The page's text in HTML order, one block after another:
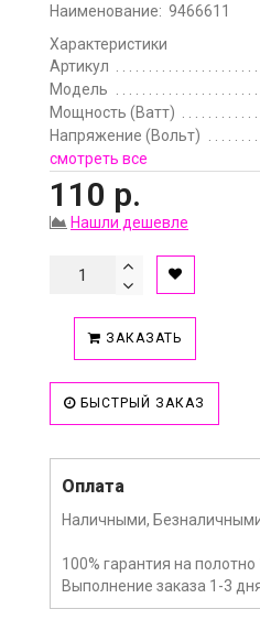
Наименование: 9466611
Характеристики
Артикул
Модель
Мощность (Ватт)
Напряжение (Вольт)
смотреть все
110 р.
Нашли дешевле
ЗАКАЗАТЬ
БЫСТРЫЙ ЗАКАЗ
Оплата
Наличными,
100% гарантия на полотно
Выполнение заказа 1-3